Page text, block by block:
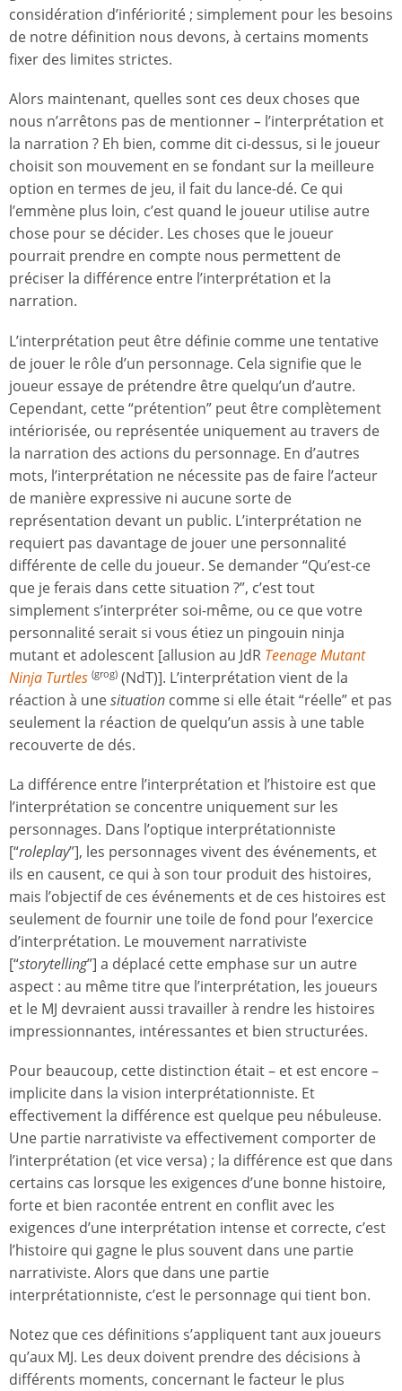
considération d’infériorité ; simplement pour les besoins
de notre définition nous devons, à certains moments
fixer des limites strictes.
Alors maintenant, quelles sont ces deux choses que
nous n’arrêtons pas de mentionner– l’interprétation et
la narration ? Eh bien, comme dit ci-dessus, si le joueur
choisit son mouvement en se fondant sur la meilleure
option en termes de jeu, il fait du lance-dé. Ce qui
l’emmène plus loin, c’est quand le joueur utilise autre
chose pour se décider. Les choses que le joueur
pourrait prendre en compte nous permettent de
préciser la différence entre l’interprétation et la
narration.
L’interprétation peut être définie comme une tentative
de jouer le rôle d’un personnage. Cela signifie que le
joueur essaye de prétendre être quelqu’un d’autre.
Cependant, cette “prétention” peut être complètement
intériorisée, ou représentée uniquement au travers de
la narration des actions du personnage. En d’autres
mots, l’interprétation ne nécessite pas de faire l’acteur
de manière expressive ni aucune sorte de
représentation devant un public. L’interprétation ne
requiert pas davantage de jouer une personnalité
différente de celle du joueur. Se demander “Qu’est-ce
que je ferais dans cette situation ?”, c’est tout
simplement s’interpréter soi-même, ou ce que votre
personnalité serait si vous étiez un pingouin ninja
mutant et adolescent [allusion au JdR Teenage Mutant
Ninja Turtles (grog) (NdT)]. L’interprétation vient de la
réaction à unesituation comme si elle était “réelle” et pas
seulement la réaction de quelqu’un assis à une table
recouverte de dés.
La différence entre l’interprétation et l’histoire est que
l’interprétation se concentre uniquement sur les
personnages. Dans l’optique interprétationniste
[“roleplay”], les personnages vivent des événements, et
ils en causent, ce qui à son tour produit des histoires,
mais l’objectif de ces événements et de ces histoires est
seulement de fournir une toile de fond pour l’exercice
d’interprétation. Le mouvement narrativiste
[“storytelling”] a déplacé cette emphase sur un autre
aspect : au même titre que l’interprétation, les joueurs
et le MJ devraient aussi travailler à rendre les histoires
impressionnantes, intéressantes et bien structurées.
Pour beaucoup, cette distinction était – et est encore –
implicite dans la vision interprétationniste. Et
effectivement la différence est quelque peu nébuleuse.
Une partie narrativiste va effectivement comporter de
l’interprétation (et vice versa) ; la différence est que dans
certains cas lorsque les exigences d’une bonne histoire,
forte et bien racontée entrent en conflit avec les
exigences d’une interprétation intense et correcte, c’est
l’histoire qui gagne le plus souvent dans une partie
narrativiste. Alors que dans une partie
interprétationniste, c’est le personnage qui tient bon.
Notez que ces définitions s’appliquent tant aux joueurs
qu’aux MJ. Les deux doivent prendre des décisions à
différents moments, concernant le facteur le plus